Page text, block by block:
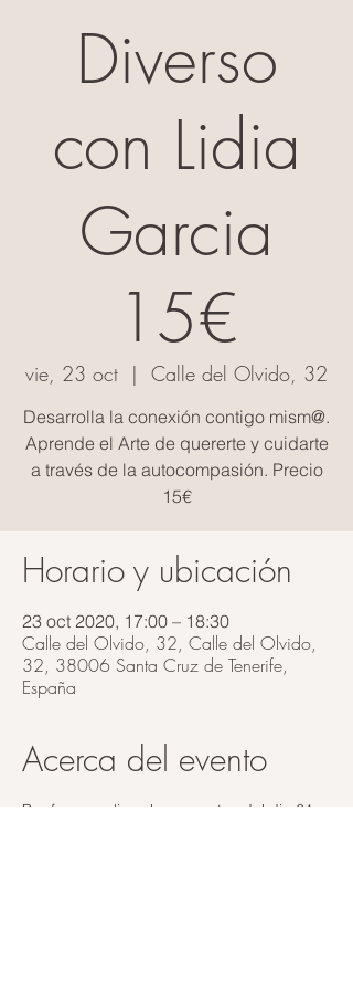
Diverso
con Lidia
Garcia
15€
vie, 23 oct
  |
Calle del Olvido, 32
Desarrolla la conexión contigo mism@.
Aprende el Arte de quererte y cuidarte
a través de la autocompasión. Precio
15€
Horario y ubicación
23 oct 2020, 17:00 – 18:30
Calle del Olvido, 32, Calle del Olvido,
32, 38006 Santa Cruz de Tenerife,
España
Acerca del evento
Por favor realiza el pago antes del dia 21